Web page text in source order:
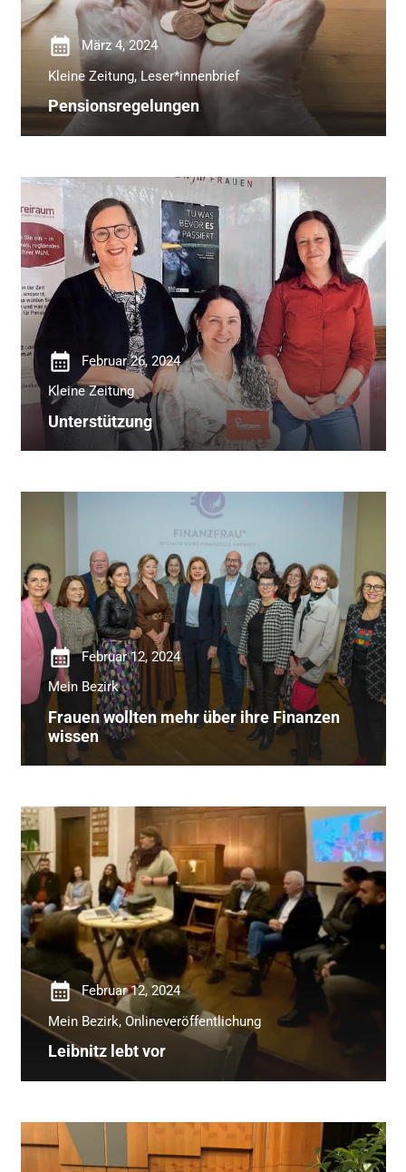
calendar_month
März 4, 2024
Kleine Zeitung, Leser*innenbrief
Pensionsregelungen
calendar_month
Februar 26, 2024
Kleine Zeitung
Unterstützung
calendar_month Februar 12, 2024
Mein Bezirk
Frauen wollten mehr über ihre Finanzen
wissen
calendar_month Februar 12, 2024
Mein Bezirk, Onlineveröffentlichung
Leibnitz lebt vor